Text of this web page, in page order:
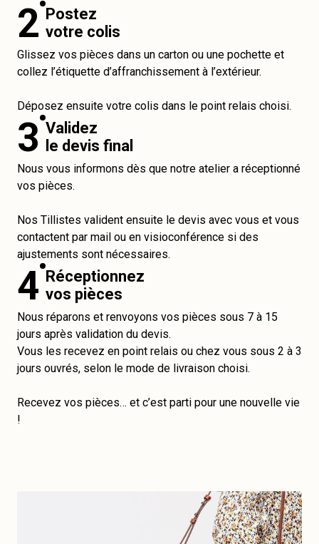
2 Postez
votre colis
Glissez vos pièces dans un carton ou une pochette et
collez l’étiquette d’affranchissement à l’extérieur.
Déposez ensuite votre colis dans le point relais choisi.
3 Validez
le devis final
Nous vous informons dès que notre atelier a réceptionné
vos pièces.
Nos Tillistes valident ensuite le devis avec vous et vous
contactent par mail ou en visioconférence si des
ajustements sont nécessaires.
4 Réceptionnez
vos pièces
Nous réparons et renvoyons vos pièces sous 7 à 15
jours après validation du devis.
Vous les recevez en point relais ou chez vous sous 2 à 3
jours ouvrés, selon le mode de livraison choisi.
Recevez vos pièces… et c’est parti pour une nouvelle vie
!